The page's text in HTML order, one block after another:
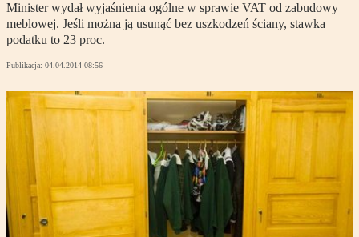
Minister wydał wyjaśnienia ogólne w sprawie VAT od zabudowy
meblowej. Jeśli można ją usunąć bez uszkodzeń ściany, stawka
podatku to 23 proc.
Publikacja: 04.04.2014 08:56